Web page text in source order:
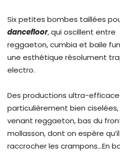
Six petites bombes taillées
dancefloor, qui oscillent entre
reggaeton, cumbia et baile
une esthétique résolument
electro.
Des productions ultra-
particulièrement bien
venant reggaeton, bas du
mollasson, dont on espère
raccrocher les crampons…En